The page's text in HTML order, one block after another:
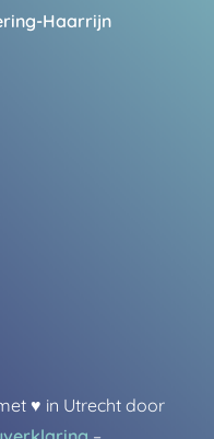
Haarrijn
♥ in Utrecht door